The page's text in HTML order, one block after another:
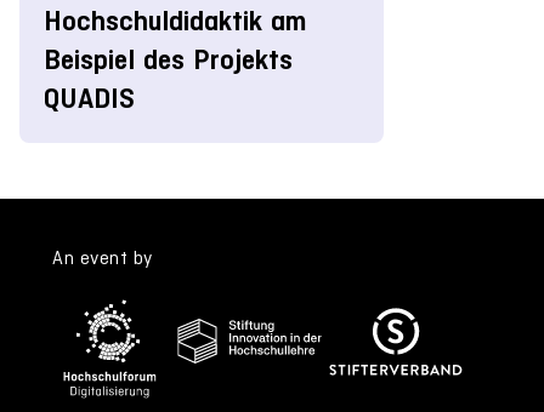
Hochschuldidaktik am
Beispiel des Projekts
QUADIS
An event by